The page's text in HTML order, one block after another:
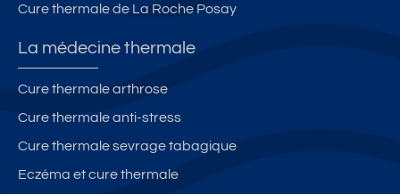
Cure thermale de La Roche Posay
La médecine thermale
Cure thermale arthrose
Cure thermale anti-stress
Cure thermale sevrage tabagique
Eczéma et cure thermale